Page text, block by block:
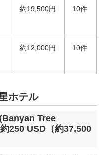
約19,500円 10件
約12,000円 10件
ホテル
Tree
250 USD（約37,500